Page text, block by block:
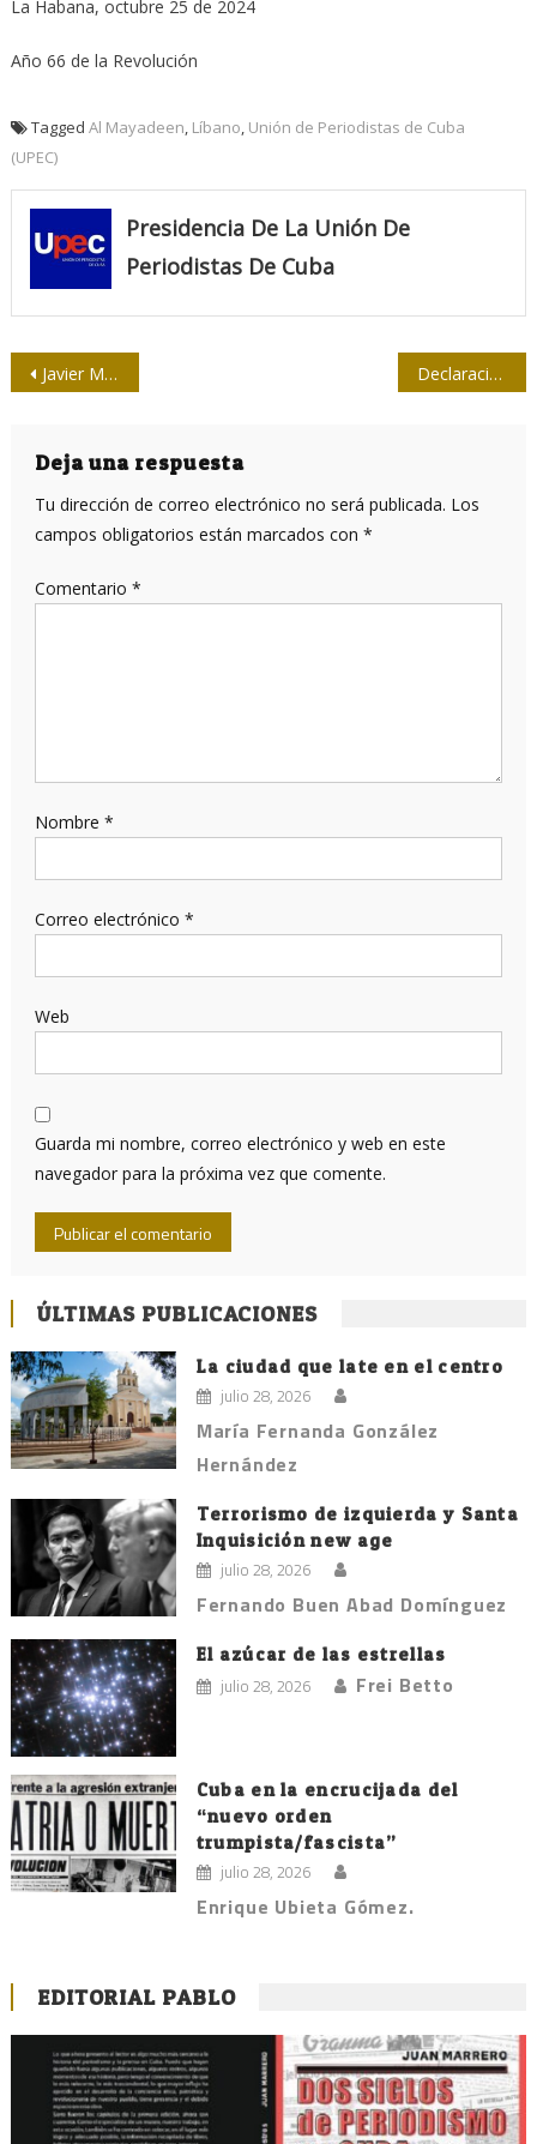
La Habana, octubre 25 de 2024
Año 66 de la Revolución
Tagged Al Mayadeen Líbano Unión de Periodistas de Cuba
(UPEC)
Presidencia De La Unión De
Periodistas De Cuba
Navegación
entradas
Javier Milei y otra censura “libertaria” Declaración del XX Foro de la Sociedad Civil Cubana en contra del bloqueo
Deja una respuesta
Tu dirección de correo electrónico no será publicada. Los
campos obligatorios están marcados con *
Comentario *
Nombre *
Correo electrónico *
Web
Guarda mi nombre, correo electrónico y web en este
navegador para la próxima vez que comente.
ÚLTIMAS PUBLICACIONES
La ciudad que late en el centro
julio 28, 2026
María Fernanda González
Hernández
Terrorismo de izquierda y Santa
Inquisición new age
julio 28, 2026
Fernando Buen Abad Domínguez
El azúcar de las estrellas
julio 28, 2026 Frei Betto
Cuba en la encrucijada del
“nuevo orden
trumpista/fascista”
julio 28, 2026
Enrique Ubieta Gómez.
EDITORIAL PABLO